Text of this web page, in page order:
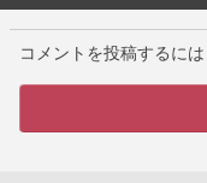
コメントを投稿するに